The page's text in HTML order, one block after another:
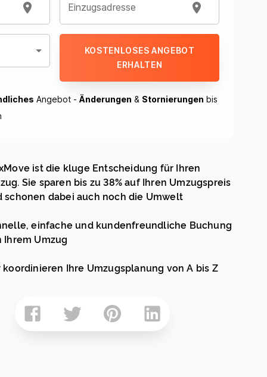
Einzugsadresse
KOSTENLOSES ANGEBOT
ERHALTEN
Angebot - Änderungen & Stornierungen bis
ist die kluge Entscheidung für Ihren
Sie sparen bis zu 38% auf Ihren Umzugspreis
schonen dabei auch noch die Umwelt
einfache und kundenfreundliche Buchung
Ihrem Umzug
koordinieren Ihre Umzugsplanung von A bis Z